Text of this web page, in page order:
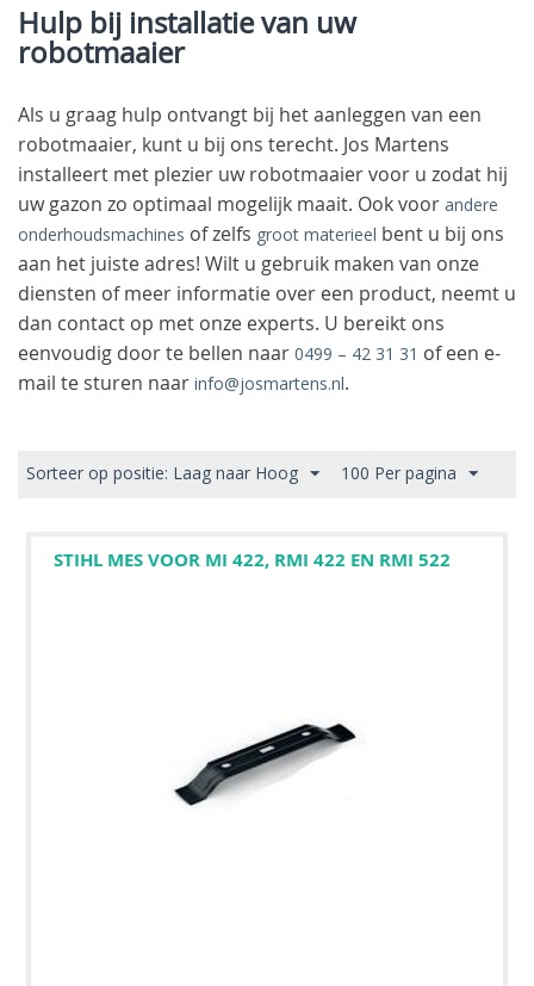
Hulp bij installatie van uw
robotmaaier
Als u graag hulp ontvangt bij het aanleggen van een
robotmaaier, kunt u bij ons terecht. Jos Martens
installeert met plezier uw robotmaaier voor u zodat hij
uw gazon zo optimaal mogelijk maait. Ook voor andere
onderhoudsmachines of zelfs groot materieel bent u bij ons
aan het juiste adres! Wilt u gebruik maken van onze
diensten of meer informatie over een product, neemt u
dan contact op met onze experts. U bereikt ons
eenvoudig door te bellen naar 0499 – 42 31 31 of een e-
mail te sturen naar info@josmartens.nl.
Sorteer op positie: Laag naar Hoog 100 Per pagina
STIHL MES VOOR MI 422, RMI 422 EN RMI 522